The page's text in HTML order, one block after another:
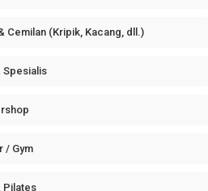
Cemilan (Kripik, Kacang, dll.)
Spesialis
/ Gym
Pilates